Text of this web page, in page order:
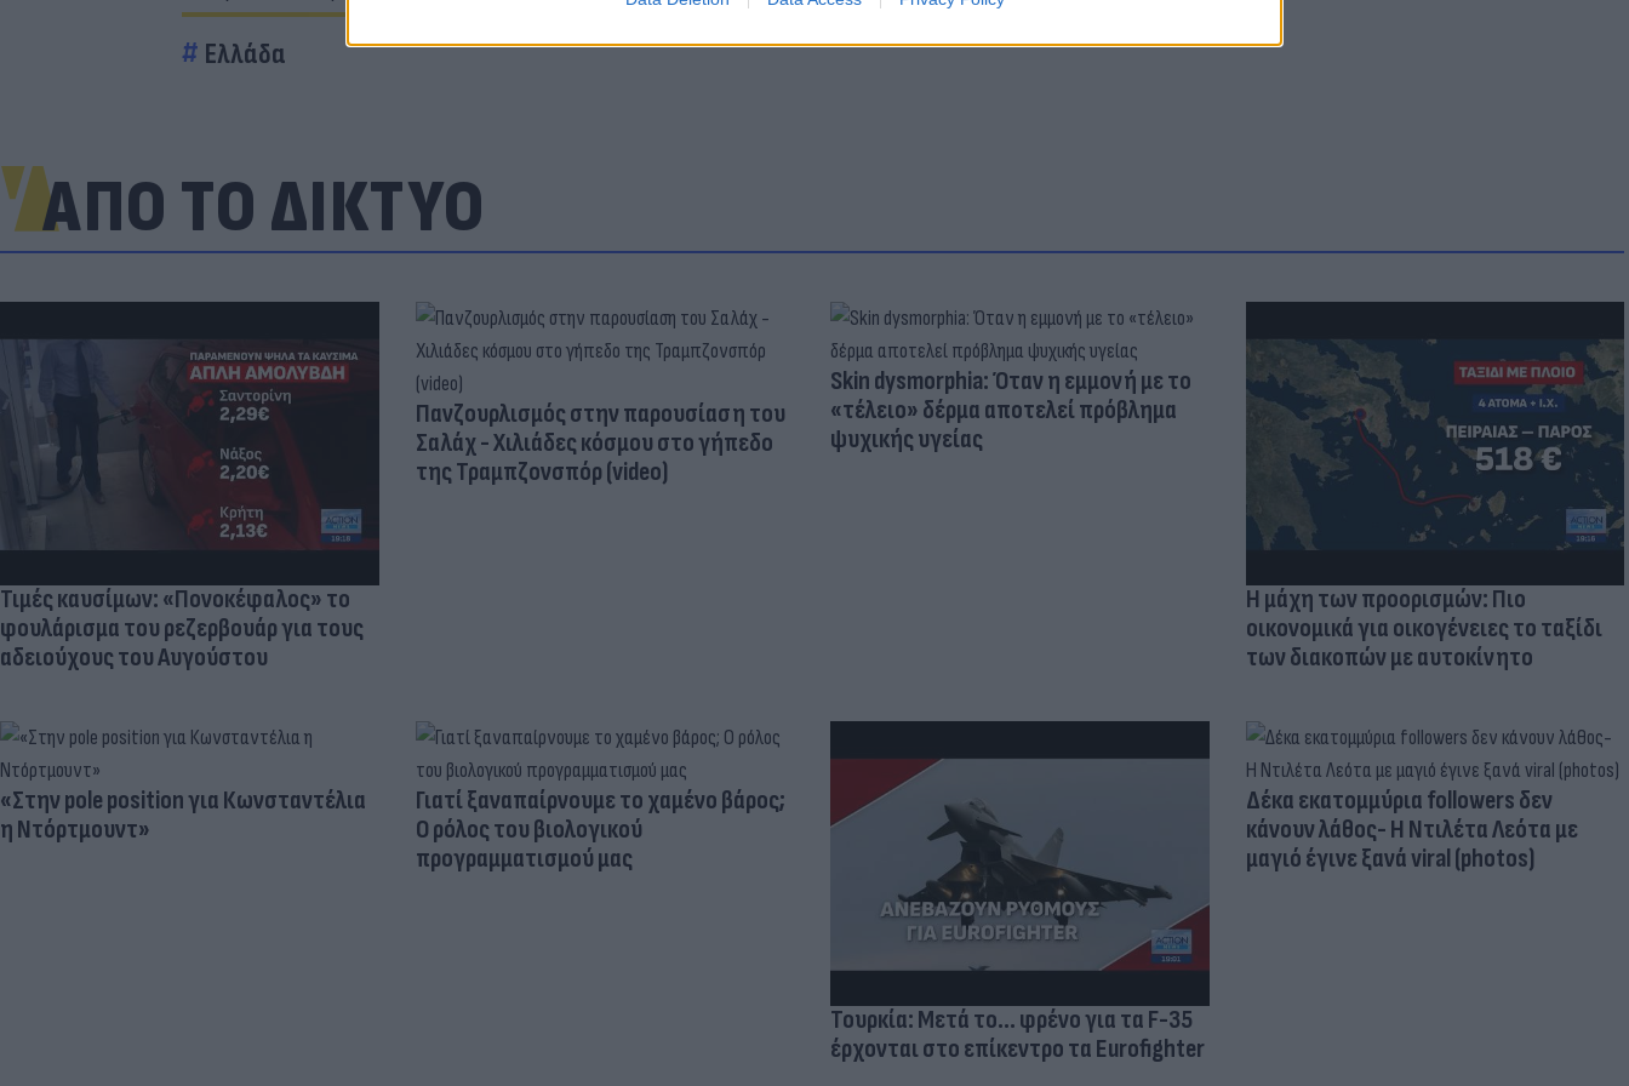
Ελλάδα
ΑΠΟ ΤΟ ΔΙΚΤΥΟ
Τιμές καυσίμων: «Πονοκέφαλος» το
φουλάρισμα του ρεζερβουάρ για τους
αδειούχους του Αυγούστου
Πανζουρλισμός στην παρουσίαση του
Σαλάχ - Χιλιάδες κόσμου στο γήπεδο
της Τραμπζονσπόρ (video)
Skin dysmorphia: Όταν η εμμονή με το
«τέλειο» δέρμα αποτελεί πρόβλημα
ψυχικής υγείας
Η μάχη των προορισμών: Πιο
οικονομικά για οικογένειες το ταξίδι
των διακοπών με αυτοκίνητο
«Στην pole position για Κωνσταντέλια
η Ντόρτμουντ»
Γιατί ξαναπαίρνουμε το χαμένο βάρος;
Ο ρόλος του βιολογικού
προγραμματισμού μας
Τουρκία: Μετά το... φρένο για τα F-35
έρχονται στο επίκεντρο τα Eurofighter
Δέκα εκατομμύρια followers δεν
κάνουν λάθος- Η Ντιλέτα Λεότα με
μαγιό έγινε ξανά viral (photos)